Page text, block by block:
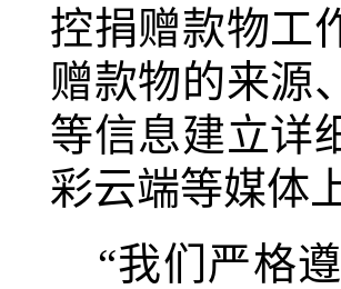
控捐赠款物工
赠款物的来源
等信息建立详
彩云端等媒体
“我们严格